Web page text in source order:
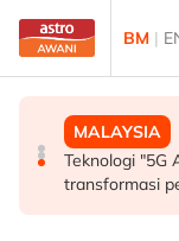
Skip to main content
BM |
SUKAN
Mohamed
semusim
MALAYSIA
Berita
MALAYSIA
Teknologi "5G
transformasi